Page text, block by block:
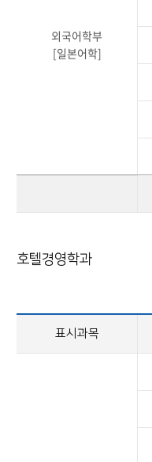
외국어학부
[일본어학]
호텔경영학과
표시과목